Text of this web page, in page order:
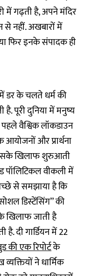
में गढ़ती है, अपने मंदिर
नहीं. अखबारों में
फिर इनके संपादक ही
डर के चलते धर्म की
पूरी दुनिया में मनुष्‍य
वैश्विक लॉकडाउन
आयोजनों और प्रार्थना
खिलाफ शुरुआती
पॉलिटिकल वीकली में
से समझाया है कि
डिस्‍टेंसिंग’’ की
के खिलाफ जाती है
दी गार्डियन में 22
की एक रिपोर्टके
ने धार्मिक